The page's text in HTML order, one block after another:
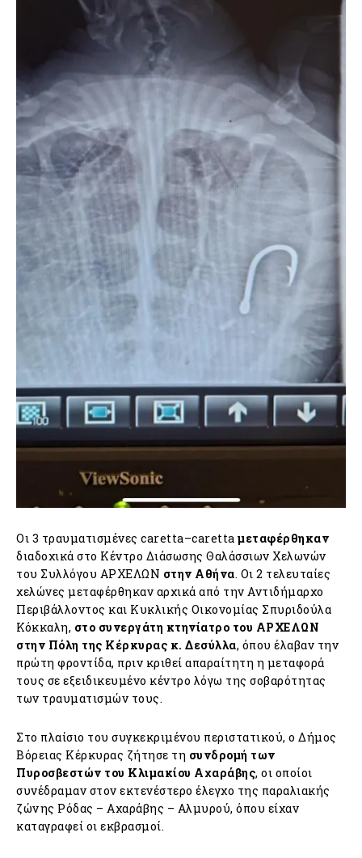
Οι 3 τραυματισμένες caretta–caretta μεταφέρθηκαν
διαδοχικά στο Κέντρο Διάσωσης Θαλάσσιων Χελωνών
του Συλλόγου ΑΡΧΕΛΩΝ στην Αθήνα. Οι 2 τελευταίες
χελώνες μεταφέρθηκαν αρχικά από την Αντιδήμαρχο
Περιβάλλοντος και Κυκλικής Οικονομίας Σπυριδούλα
Κόκκαλη, στο συνεργάτη κτηνίατρο του ΑΡΧΕΛΩΝ
στην Πόλη της Κέρκυρας κ. Δεσύλλα, όπου έλαβαν την
πρώτη φροντίδα, πριν κριθεί απαραίτητη η μεταφορά
τους σε εξειδικευμένο κέντρο λόγω της σοβαρότητας
των τραυματισμών τους.
Στο πλαίσιο του συγκεκριμένου περιστατικού, ο Δήμος
Βόρειας Κέρκυρας ζήτησε τη συνδρομή των
Πυροσβεστών του Κλιμακίου Αχαράβης, οι οποίοι
συνέδραμαν στον εκτενέστερο έλεγχο της παραλιακής
ζώνης Ρόδας – Αχαράβης – Αλμυρού, όπου είχαν
καταγραφεί οι εκβρασμοί.